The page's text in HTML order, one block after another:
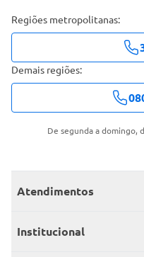
Regiões metropolitanas:
Demais regiões:
De segunda a domingo,
Atendimentos
Meus pedidos
Institucional